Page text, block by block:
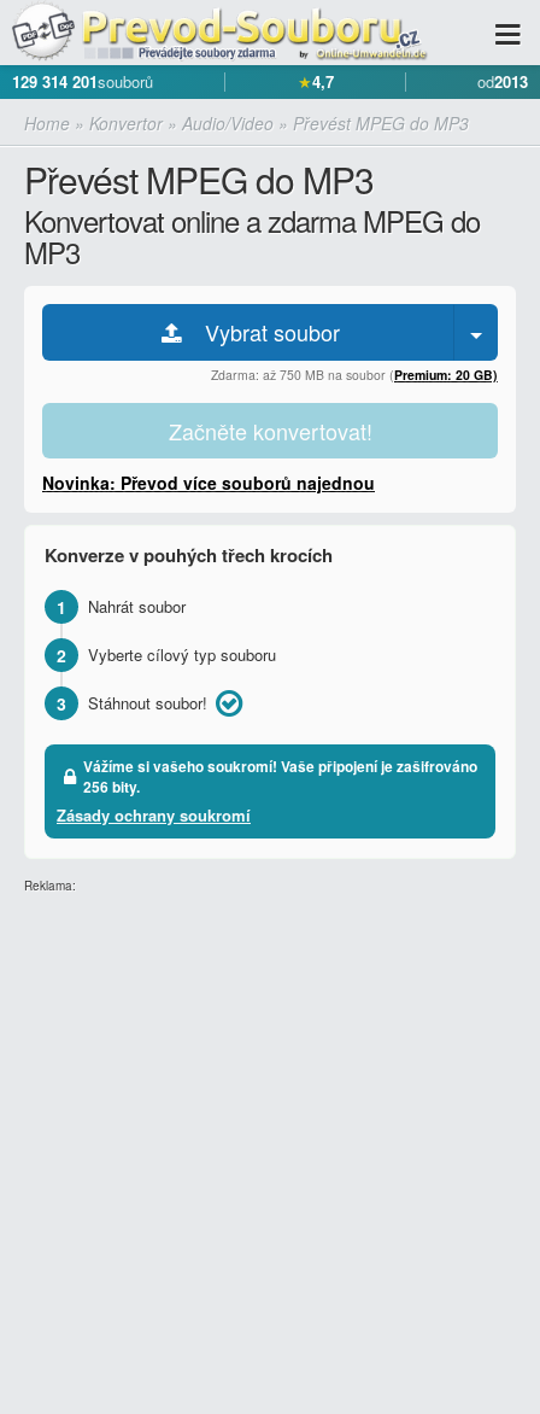
129 314 201souborů ★4,7 od2013
Home » Konvertor» Audio/Video » Převést MPEG do MP3
Převést MPEG do MP3
Konvertovat online a zdarma MPEG do
MP3
Vybrat soubor
Zdarma: až 750 MB na soubor (Premium: 20 GB)
Začněte konvertovat!
Novinka: Převod více souborů najednou
Konverze v pouhých třech krocích
1 Nahrát soubor
2 Vyberte cílový typ souboru
3 Stáhnout soubor!
Vážíme si vašeho soukromí! Vaše připojení je zašifrováno
256 bity.
Zásady ochrany soukromí
Reklama: